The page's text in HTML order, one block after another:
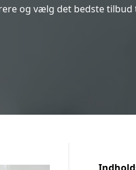
og vælg det bedste tilbud